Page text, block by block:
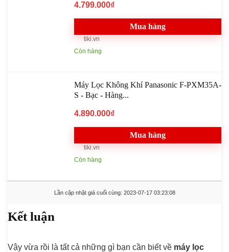
4.799.000₫
Mua hàng
tiki.vn
Còn hàng
Máy Lọc Không Khí Panasonic F-PXM35A-
S - Bạc - Hàng...
4.890.000₫
Mua hàng
tiki.vn
Còn hàng
Lần cập nhật giá cuối cùng: 2023-07-17 03:23:08
Kết luận
Vậy vừa rồi là tất cả những gì bạn cần biết về máy lọc